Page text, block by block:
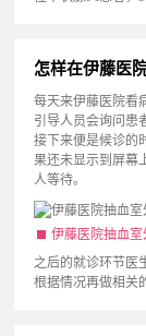
怎样在伊藤医
每天来伊藤医院看
引导人员会询问患
接下来便是候诊的
果还未显示到屏幕
人等待。
伊藤医院抽血室
之后的就诊环节医
根据情况再做相关